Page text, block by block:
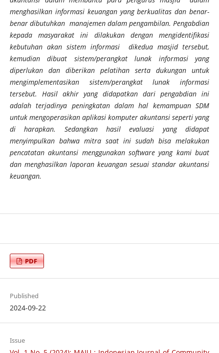
menghasilkan informasi keuangan yang berkualitas dan benar-
benar dibutuhkan manajemen dalam pengambilan. Pengabdian
kepada masyarakat ini dilakukan dengan mengidentifikasi
kebutuhan akan sistem informasi dikedua masjid tersebut,
kemudian dibuat sistem/perangkat lunak informasi yang
diperlukan dan diberikan pelatihan serta dukungan untuk
mengimplementasikan sistem/perangkat lunak informasi
tersebut. Hasil akhir yang didapatkan dari pengabdian ini
adalah terjadinya peningkatan dalam hal kemampuan SDM
untuk mengoperasikan aplikasi komputer akuntansi seperti yang
di harapkan. Sedangkan hasil evaluasi yang didapat
menyimpulkan bahwa mitra saat ini sudah bisa melakukan
pencatatan akuntansi menggunakan software yang kami buat
dan menghasilkan laporan keuangan sesuai standar akuntansi
keuangan.
PDF
Published
2024-09-22
Issue